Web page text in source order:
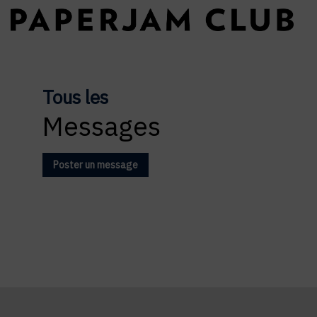
Tous les
Messages
Poster un message